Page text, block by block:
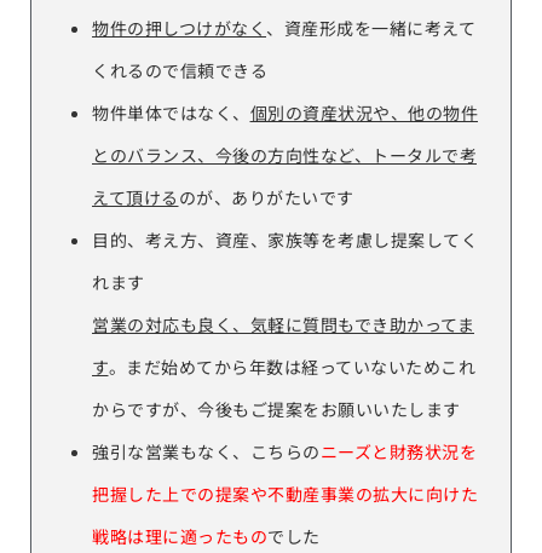
物件の押しつけがなく 、資産形成を一緒に考えて
くれるので信頼できる
物件単体ではなく、 個別の資産状況や、他の物件
とのバランス、今後の方向性など、トータルで考
えて頂ける のが、ありがたいです
目的、考え方、資産、家族等を考慮し提案してく
れます
営業の対応も良く、気軽に質問もでき助かってま
す。まだ始めてから年数は経っていないためこれ
からですが、今後もご提案をお願いいたします
強引な営業もなく、こちらのニーズと財務状況を
把握した上での提案や不動産事業の拡大に向けた
戦略は理に適ったものでした